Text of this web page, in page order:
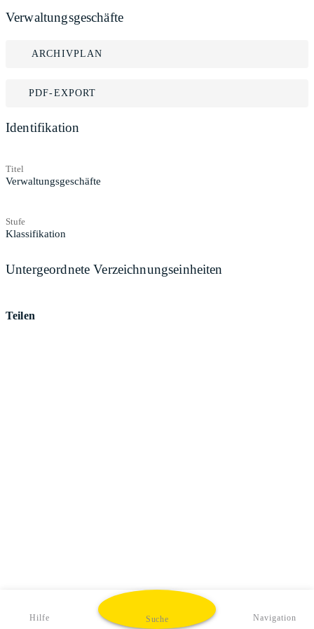
Verwaltungsgeschäfte
ARCHIVPLAN
PDF-EXPORT
Identifikation
Titel
Verwaltungsgeschäfte
Stufe
Klassifikation
Untergeordnete Verzeichnungseinheiten
Teilen
Hilfe Suche Navigation